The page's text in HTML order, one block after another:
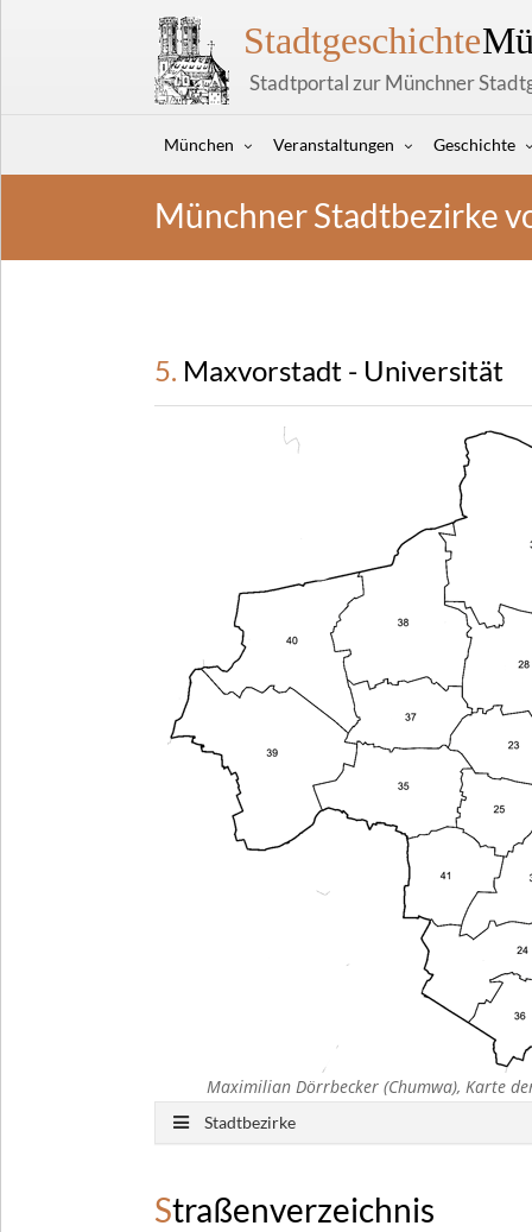
Stadtgeschichte
Stadtportal zur Münchner
München Veranstaltungen Geschichte
Münchner Stadtbezirke
5. Maxvorstadt - Universität
Maximilian Dörrbecker (Chumwa), Karte
Stadtbezirke
Straßenverzeichnis